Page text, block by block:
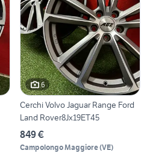
6
Cerchi Volvo Jaguar Range Ford
Land Rover8Jx19ET45
849 €
Campolongo Maggiore(VE)